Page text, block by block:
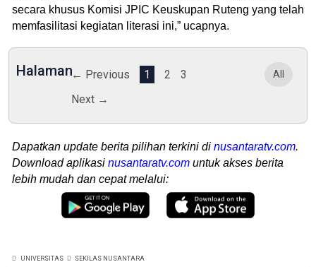
secara khusus Komisi JPIC Keuskupan Ruteng yang telah
memfasilitasi kegiatan literasi ini,” ucapnya.
Halaman← Previous 1 2
3
Next →
All
Dapatkan update berita pilihan terkini di nusantaratv.com.
Download aplikasi nusantaratv.com untuk akses berita
lebih mudah dan cepat melalui:
UNIVERSITAS SEKILAS NUSANTARA